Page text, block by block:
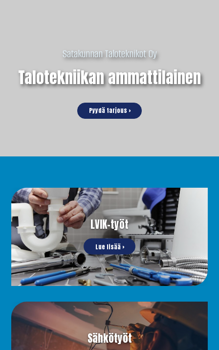
Satakunnan Taloteknikot Oy
Talotekniikan ammattilainen
Pyydä tarjous ›
LVIK-työt
Lue lisää ›
Sähkötyöt